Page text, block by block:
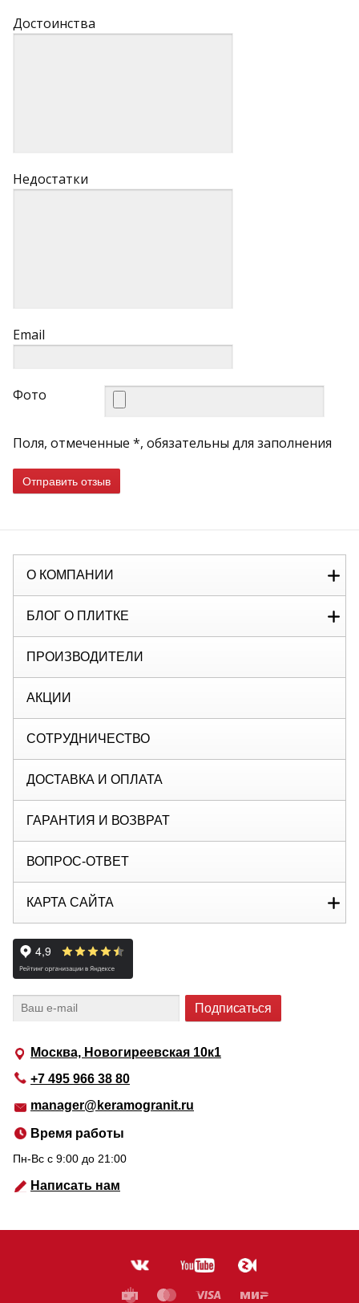
Достоинства
Недостатки
Email
Фото
Поля, отмеченные *, обязательны для заполнения
Отправить отзыв
Москва, Новогиреевская 10к1
+7 495 966 38 80
manager@keramogranit.ru
Время работы
Пн-Вс c 9:00 до 21:00
Написать нам
О КОМПАНИИ
БЛОГ О ПЛИТКЕ
ПРОИЗВОДИТЕЛИ
АКЦИИ
СОТРУДНИЧЕСТВО
ДОСТАВКА И ОПЛАТА
ГАРАНТИЯ И ВОЗВРАТ
ВОПРОС-ОТВЕТ
КАРТА САЙТА